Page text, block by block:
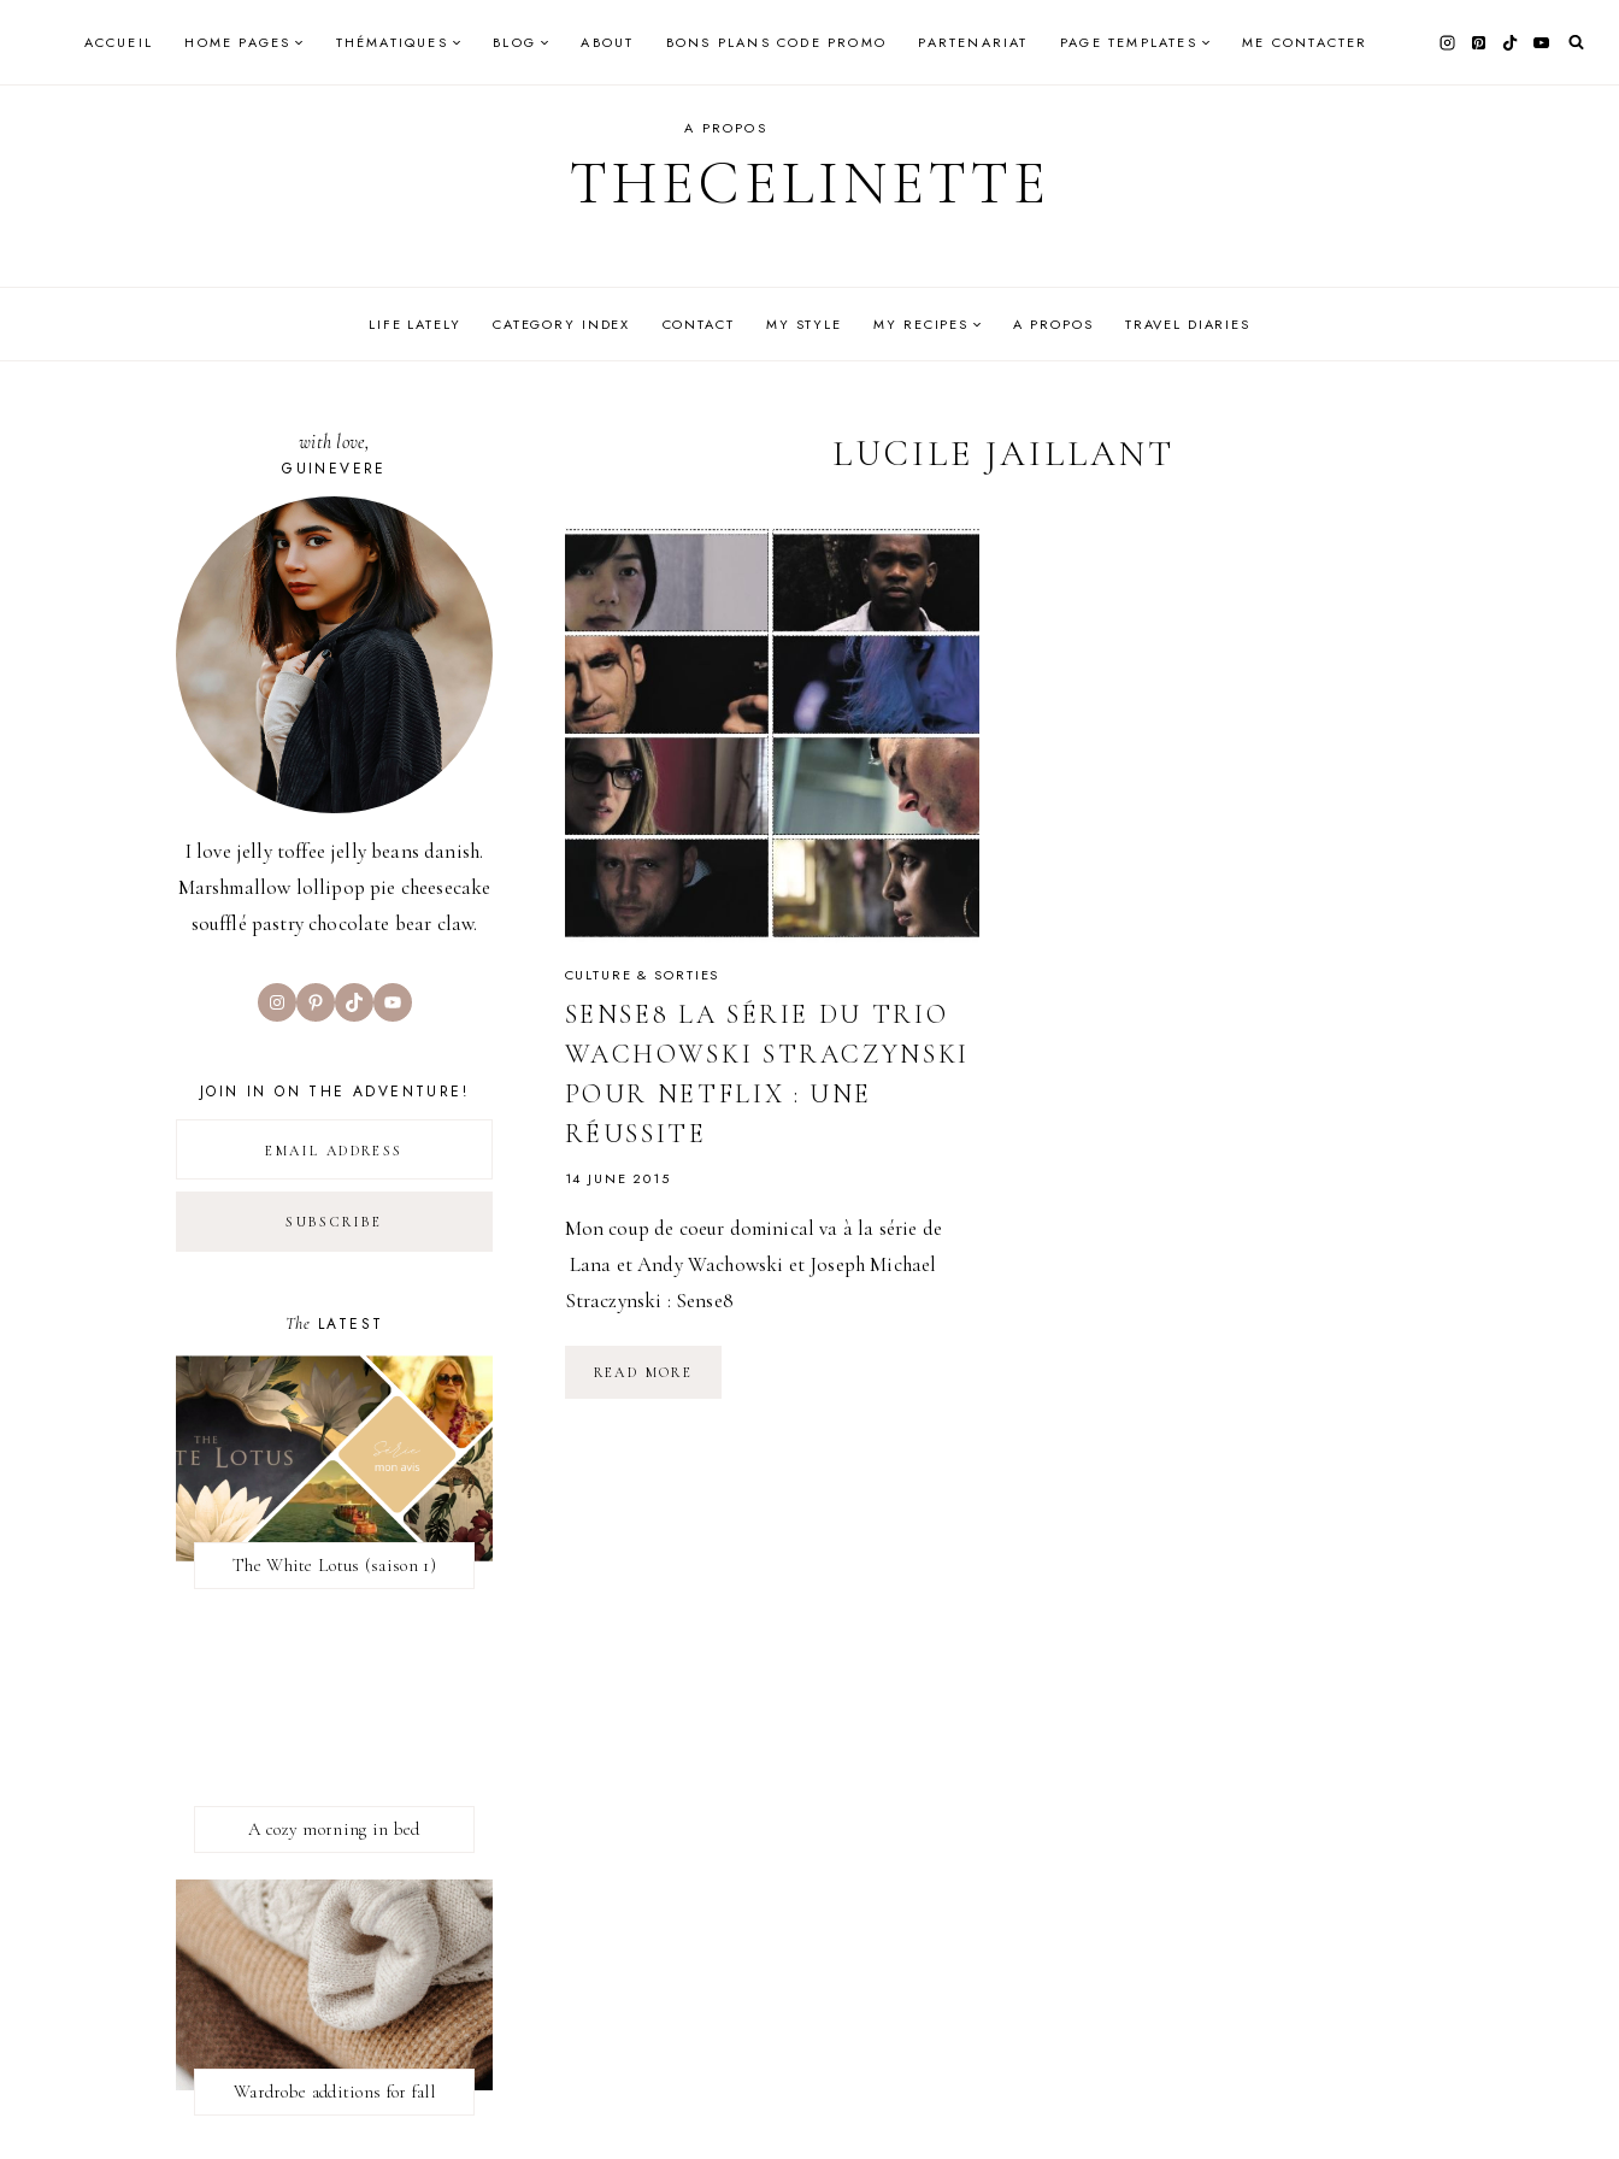
ACCUEIL HOME PAGES THÉMATIQUES BLOG ABOUT BONS PLANS CODE PROMO PARTENARIAT PAGE TEMPLATES ME CONTACTER
A PROPOS
THECELINETTE
LIFE LATELY CATEGORY INDEX CONTACT MY STYLE MY RECIPES A PROPOS TRAVEL DIARIES
LUCILE JAILLANT
CULTURE & SORTIES
SENSE8 LA SÉRIE DU TRIO
WACHOWSKI STRACZYNSKI
POUR NETFLIX : UNE
RÉUSSITE
14 JUNE 2015
Mon coup de coeur dominical va à la série de
Lana et Andy Wachowski et Joseph Michael
Straczynski : Sense8
READ MORE
with love,
GUINEVERE
I love jelly toffee jelly beans danish.
Marshmallow lollipop pie cheesecake
soufflé pastry chocolate bear claw.
InstagramPinterest
TikTokYouTube
JOIN IN ON THE ADVENTURE!
The LATEST
The White Lotus (saison 1)
A cozy morning in bed
Wardrobe additions for fall